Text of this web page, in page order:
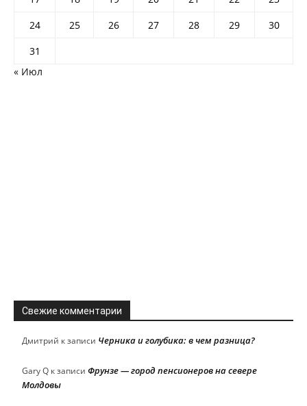
24
25 26 27 28 29
30
31
« Июл
Свежие комментарии
Дмитрий к записи Черника и голубика: в чем разница?
Gary Q к записи Фрунзе — город пенсионеров на севере
Молдовы